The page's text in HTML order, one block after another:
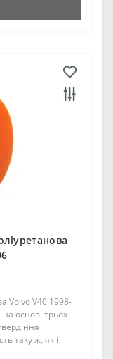
Volvo V40 1998-
основі трьох
таку ж, як і